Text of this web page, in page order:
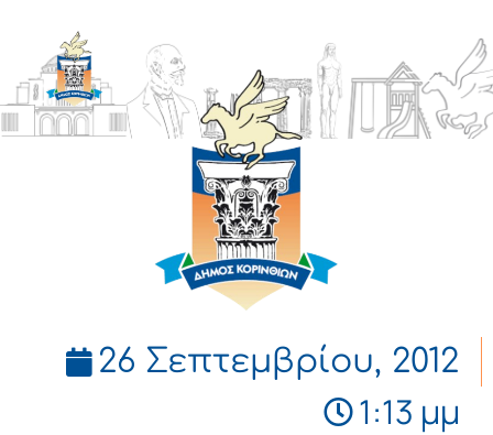
ΔΗΜΟΣ
ΚΟΡΙΝΘΙΩΝ
26 Σεπτεμβρίου, 2012
1:13 μμ